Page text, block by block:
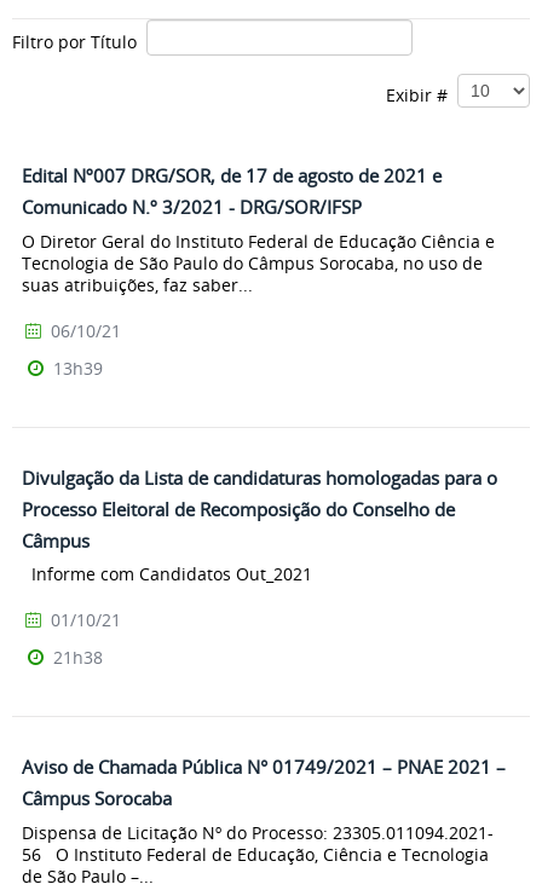
Filtro por Título
Exibir #
Edital Nº007 DRG/SOR, de 17 de agosto de 2021 e
Comunicado N.º 3/2021 - DRG/SOR/IFSP
O Diretor Geral do Instituto Federal de Educação Ciência e
Tecnologia de São Paulo do Câmpus Sorocaba, no uso de
suas atribuições, faz saber...
06/10/21
13h39
Divulgação da Lista de candidaturas homologadas para o
Processo Eleitoral de Recomposição do Conselho de
Câmpus
Informe com Candidatos Out_2021
01/10/21
21h38
Aviso de Chamada Pública N° 01749/2021 – PNAE 2021 –
Câmpus Sorocaba
Dispensa de Licitação Nº do Processo: 23305.011094.2021-
56 O Instituto Federal de Educação, Ciência e Tecnologia
de São Paulo –...